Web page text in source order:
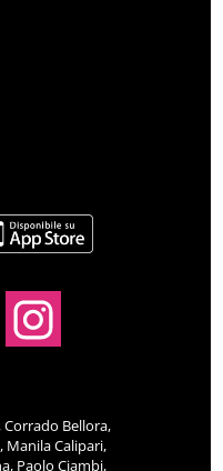
Corrado Bellora,
Manila Calipari,
Paolo Ciambi,